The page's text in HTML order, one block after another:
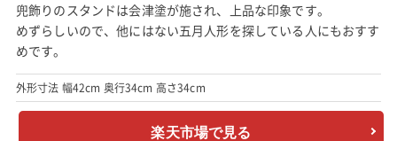
兜飾りのスタンドは会津塗が施され、上品な印象です。
めずらしいので、他にはない五月人形を探している人にもおすす
めです。
外形寸法 幅42cm 奥行34cm 高さ34cm
楽天市場で見る